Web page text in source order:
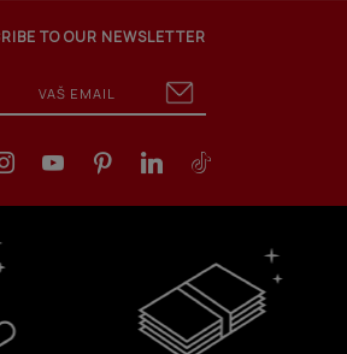
TO OUR NEWSLETTER